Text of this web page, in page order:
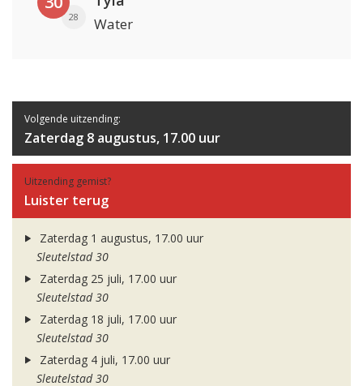
28 Water
Volgende uitzending:
Zaterdag 8 augustus, 17.00 uur
Uitzending gemist?
Luister terug
Zaterdag 1 augustus, 17.00 uur
Sleutelstad 30
Zaterdag 25 juli, 17.00 uur
Sleutelstad 30
Zaterdag 18 juli, 17.00 uur
Sleutelstad 30
Zaterdag 4 juli, 17.00 uur
Sleutelstad 30